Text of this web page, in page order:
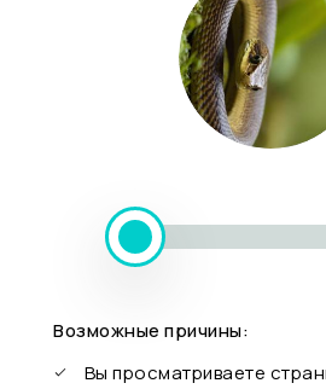
Возможные причины:
Вы просматриваете